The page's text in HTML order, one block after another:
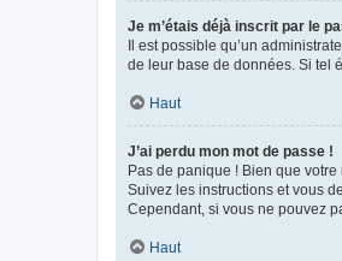
Je m’étais déjà inscrit par le
Il est possible qu’un
de leur base de données. Si tel
Haut
J’ai perdu mon mot de passe !
Pas de panique ! Bien que
Suivez les instructions et vous
Cependant, si vous ne pouvez
Haut